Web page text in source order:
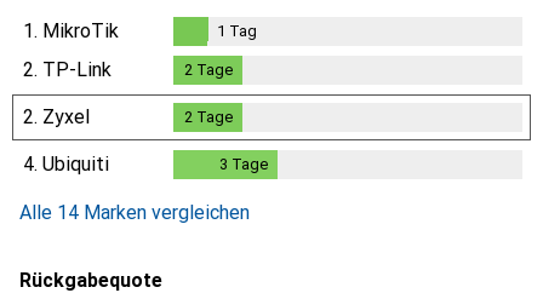
1. MikroTik
Tag
1 Tag
2. TP-Link 2 Tage
2. Zyxel 2 Tage
4. Ubiquiti 3 Tage
Alle 14 Marken vergleichen
Rückgabequote